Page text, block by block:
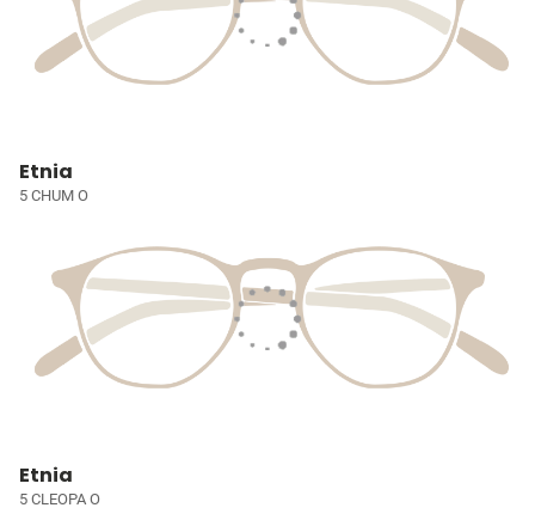
Etnia
5 CHUM O
Etnia
5 CLEOPA O